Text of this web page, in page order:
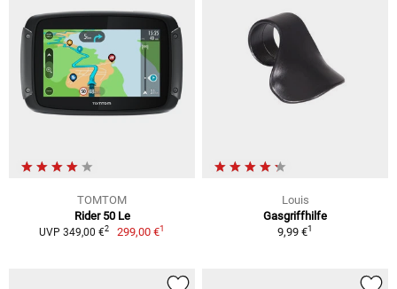
TOMTOM
Rider 50 Le
UVP 349,00 €2 299,00 €1
Louis
Gasgriffhilfe
9,99 €1